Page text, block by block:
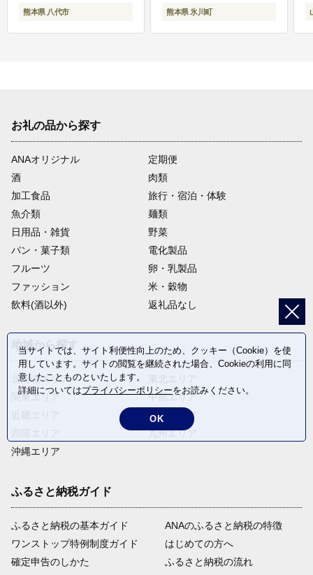
熊本県 八代市 熊本県 氷川町
お礼の品から探す
ANAオリジナル
定期便
酒
肉類
加工食品
旅行・宿泊・体験
魚介類
麺類
日用品・雑貨
野菜
パン・菓子類
電化製品
フルーツ
卵・乳製品
ファッション
米・穀物
飲料(酒以外)
返礼品なし
地域から探す
北海道エリア
関東エリア
沖縄エリア
中部エリア
中国エリア
九州エリア
ふるさと納税ガイド
ふるさと納税の基本ガイド
ワンストップ特例制度ガイド
確定申告のしかた
ANAのふるさと納税の特徴
はじめての方へ
ふるさと納税の流れ
当サイトでは、サイト利便性向上のため、クッキー（Cookie）を使
用しています。サイトの閲覧を継続された場合、Cookieの利用に同
意したことものといたします。
詳細についてはプライバシーポリシーをお読みください。
OK